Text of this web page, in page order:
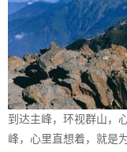
到达主峰，环视群山，
峰，心里直想着，就是